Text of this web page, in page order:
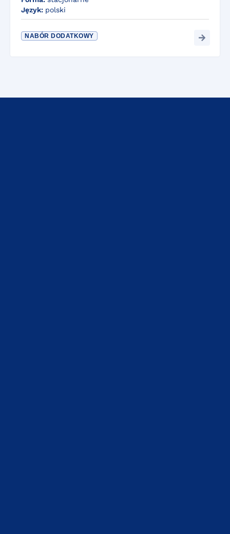
Język: polski
NABÓR DODATKOWY